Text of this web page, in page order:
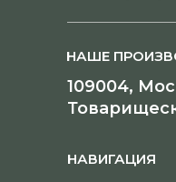
НАВИГАЦИЯ
НАШЕ
109004,